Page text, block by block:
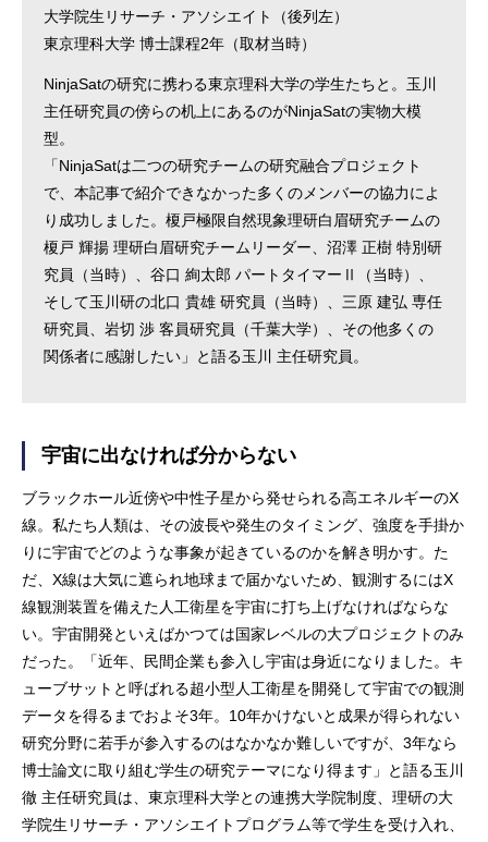
大学院生リサーチ・アソシエイト（後列左）
東京理科大学 博士課程2年（取材当時）
NinjaSatの研究に携わる東京理科大学の学生たちと。玉川
主任研究員の傍らの机上にあるのがNinjaSatの実物大模
型。
「NinjaSatは二つの研究チームの研究融合プロジェクト
で、本記事で紹介できなかった多くのメンバーの協力によ
り成功しました。榎戸極限自然現象理研白眉研究チームの
榎戸 輝揚 理研白眉研究チームリーダー、沼澤 正樹 特別研
究員（当時）、谷口 絢太郎 パートタイマーⅡ（当時）、
そして玉川研の北口 貴雄 研究員（当時）、三原 建弘 専任
研究員、岩切 渉 客員研究員（千葉大学）、その他多くの
関係者に感謝したい」と語る玉川 主任研究員。
宇宙に出なければ分からない
ブラックホール近傍や中性子星から発せられる高エネルギーのX
線。私たち人類は、その波長や発生のタイミング、強度を手掛か
りに宇宙でどのような事象が起きているのかを解き明かす。た
だ、X線は大気に遮られ地球まで届かないため、観測するにはX
線観測装置を備えた人工衛星を宇宙に打ち上げなければならな
い。宇宙開発といえばかつては国家レベルの大プロジェクトのみ
だった。「近年、民間企業も参入し宇宙は身近になりました。キ
ューブサットと呼ばれる超小型人工衛星を開発して宇宙での観測
データを得るまでおよそ3年。10年かけないと成果が得られない
研究分野に若手が参入するのはなかなか難しいですが、3年なら
博士論文に取り組む学生の研究テーマになり得ます」と語る玉川
徹 主任研究員は、東京理科大学との連携大学院制度、理研の大
学院生リサーチ・アソシエイトプログラム等で学生を受け入れ、